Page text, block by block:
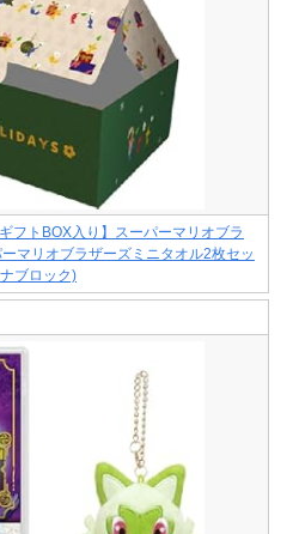
フトBOX入り】スーパーマリオブラ
マリオブラザーズミニタオル2枚セッ
ブロック)